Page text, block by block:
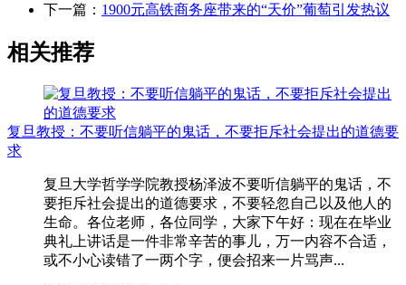
下一篇： 1900元高铁商务座带来的“天价”葡萄引发热议
相关推荐
复旦教授：不要听信躺平的鬼话，不要拒斥社会提出的道德要
求
复旦大学哲学学院教授杨泽波不要听信躺平的鬼话，不
要拒斥社会提出的道德要求，不要轻忽自己以及他人的
生命。各位老师，各位同学，大家下午好：现在在毕业
典礼上讲话是一件非常辛苦的事儿，万一内容不合适，
或不小心读错了一两个字，便会招来一片骂声...